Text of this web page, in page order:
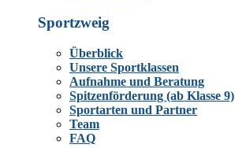
Sportzweig
Überblick
Unsere Sportklassen
Aufnahme und Beratung
Spitzenförderung (ab Klasse 9)
Sportarten und Partner
Team
FAQ